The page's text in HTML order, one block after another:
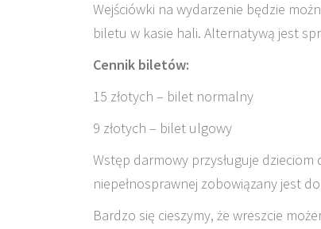
Wejściówki na wydarzenie będzie
biletu w kasie hali. Alternatywą jest
Cennik biletów:
15 złotych – bilet normalny
9 złotych – bilet ulgowy
Wstęp darmowy przysługuje
niepełnosprawnej zobowiązany jest
Bardzo się cieszymy, że wreszcie